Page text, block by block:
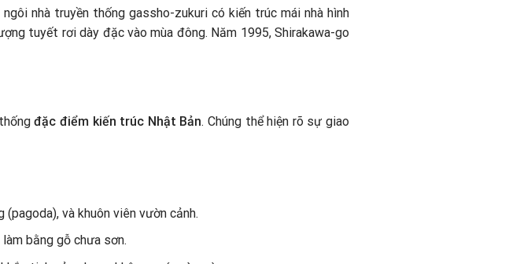
nhà truyền thống gassho-zukuri có kiến trúc mái nhà hình
tuyết rơi dày đặc vào mùa đông. Năm 1995, Shirakawa-go
đặc điểm kiến trúc Nhật Bản. Chúng thể hiện rõ sự giao
và khuôn viên vườn cảnh.
bằng gỗ chưa sơn.